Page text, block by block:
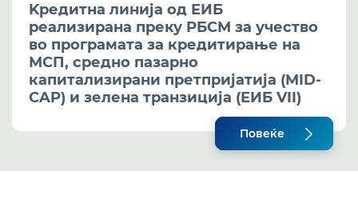
Kредитна линија од ЕИБ
реализирана преку РБСМ за учество
во програмата за кредитирање на
МСП, средно пазарно
капитализирани претпријатија (MID-
CAP) и зелена транзиција (ЕИБ VII)
Повеќе